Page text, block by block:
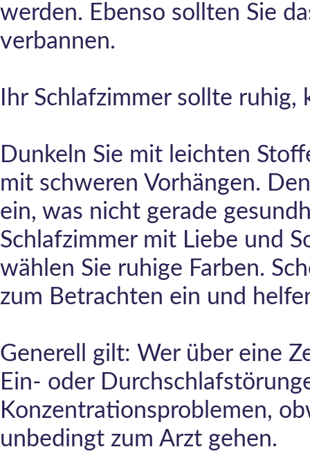
werden. Ebenso sollten Sie
verbannen.
Ihr Schlafzimmer sollte
Dunkeln Sie mit leichten
mit schweren Vorhängen.
ein, was nicht gerade
Schlafzimmer mit Liebe und
wählen Sie ruhige Farben.
zum Betrachten ein und
Generell gilt: Wer über eine
Ein- oder
Konzentrationsproblemen,
unbedingt zum Arzt gehen.